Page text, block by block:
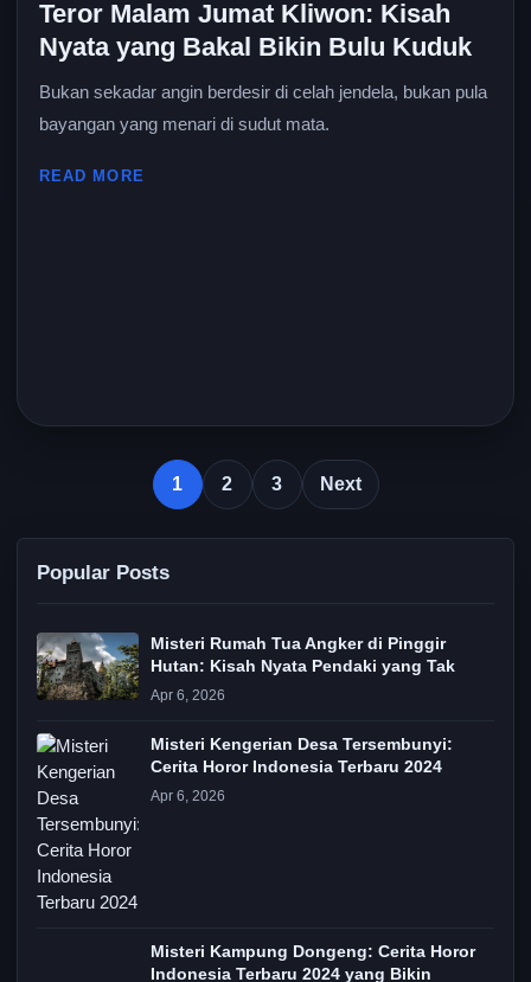
Teror Malam Jumat Kliwon: Kisah
Nyata yang Bakal Bikin Bulu Kuduk
Bukan sekadar angin berdesir di celah jendela, bukan pula
bayangan yang menari di sudut mata.
READ MORE
1 2 3 Next
Popular Posts
Misteri Rumah Tua Angker di Pinggir
Hutan: Kisah Nyata Pendaki yang Tak
Apr 6, 2026
Misteri Kengerian Desa Tersembunyi:
Cerita Horor Indonesia Terbaru 2024
Apr 6, 2026
Misteri Kampung Dongeng: Cerita Horor
Indonesia Terbaru 2024 yang Bikin